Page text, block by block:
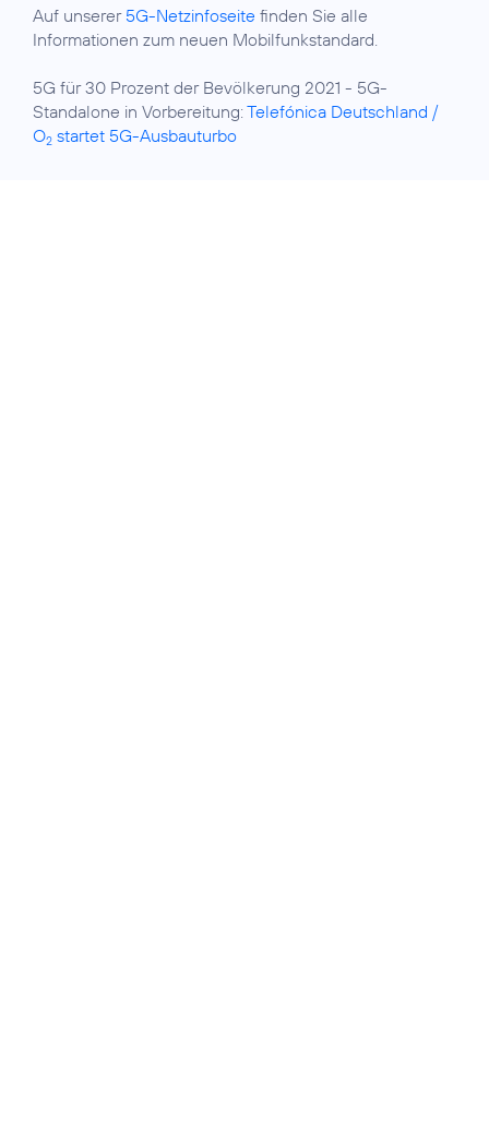
Auf unserer 5G-Netzinfoseite finden Sie alle
Informationen zum neuen Mobilfunkstandard.
5G für 30 Prozent der Bevölkerung 2021 - 5G-
Standalone in Vorbereitung:Telefónica Deutschland /
O2 startet 5G-Ausbauturbo